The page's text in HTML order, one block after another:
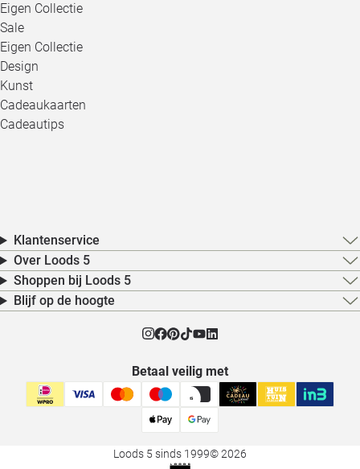
Eigen Collectie
Sale
Eigen Collectie
Design
Kunst
Cadeaukaarten
Cadeautips
Klantenservice
Over Loods 5
Shoppen bij Loods 5
Blijf op de hoogte
Betaal veilig met
Loods 5 sinds 1999© 2026